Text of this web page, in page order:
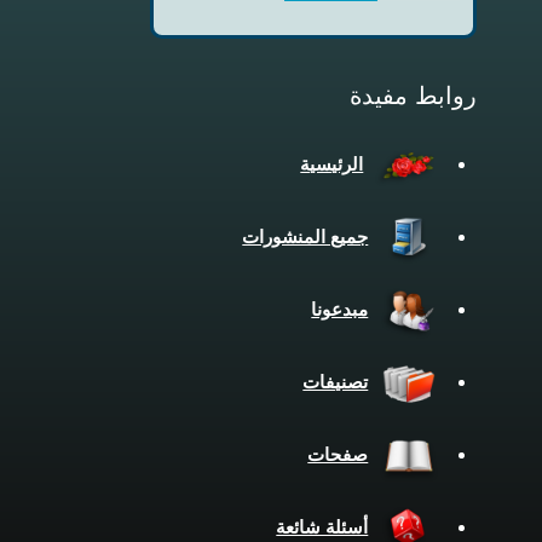
روابط مفيدة
الرئيسية
جميع المنشورات
مبدعونا
تصنيفات
صفحات
أسئلة شائعة